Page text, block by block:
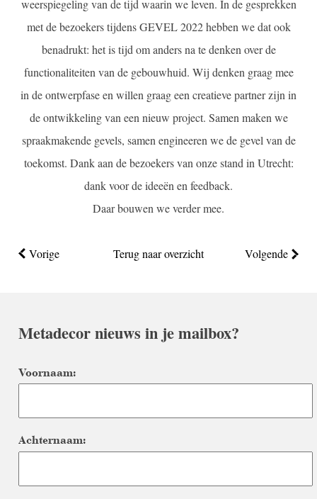
weerspiegeling van de tijd waarin we leven. In de gesprekken
met de bezoekers tijdens GEVEL 2022 hebben we dat ook
benadrukt: het is tijd om anders na te denken over de
functionaliteiten van de gebouwhuid. Wij denken graag mee
in de ontwerpfase en willen graag een creatieve partner zijn in
de ontwikkeling van een nieuw project. Samen maken we
spraakmakende gevels, samen engineeren we de gevel van de
toekomst. Dank aan de bezoekers van onze stand in Utrecht:
dank voor de ideeën en feedback.
Daar bouwen we verder mee.
Vorige Terug naar overzicht Volgende
Metadecor nieuws in je mailbox?
Voornaam:
Achternaam: